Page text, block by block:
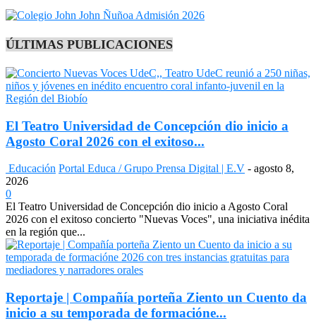
ÚLTIMAS PUBLICACIONES
El Teatro Universidad de Concepción dio inicio a
Agosto Coral 2026 con el exitoso...
Educación Portal Educa / Grupo Prensa Digital | E.V - agosto 8,
2026
0
El Teatro Universidad de Concepción dio inicio a Agosto Coral
2026 con el exitoso concierto "Nuevas Voces", una iniciativa inédita
en la región que...
Reportaje | Compañía porteña Ziento un Cuento da
inicio a su temporada de formacióne...